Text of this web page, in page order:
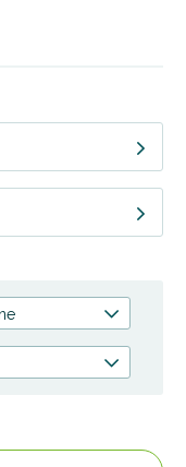
al 40% valido